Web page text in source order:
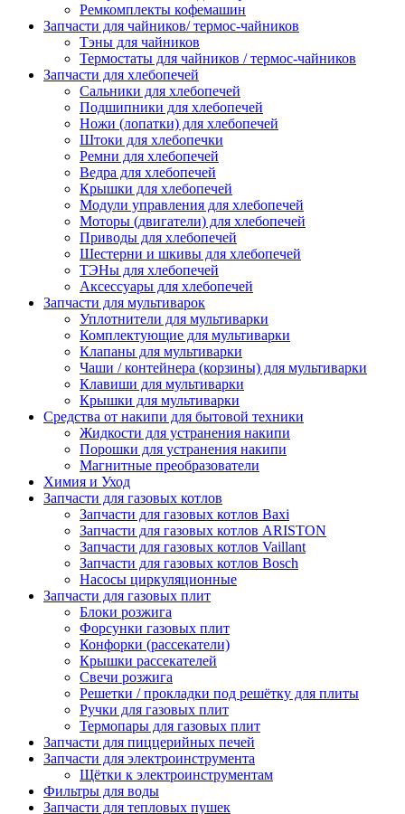
Ремкомплекты кофемашин
Запчасти для чайников/ термос-чайников
Тэны для чайников
Термостаты для чайников / термос-чайников
Запчасти для хлебопечей
Сальники для хлебопечей
Подшипники для хлебопечей
Ножи (лопатки) для хлебопечей
Штоки для хлебопечки
Ремни для хлебопечей
Ведра для хлебопечей
Крышки для хлебопечей
Модули управления для хлебопечей
Моторы (двигатели) для хлебопечей
Приводы для хлебопечей
Шестерни и шкивы для хлебопечей
ТЭНы для хлебопечей
Аксессуары для хлебопечей
Запчасти для мультиварок
Уплотнители для мультиварки
Комплектующие для мультиварки
Клапаны для мультиварки
Чаши / контейнера (корзины) для мультиварки
Клавиши для мультиварки
Крышки для мультиварки
Средства от накипи для бытовой техники
Жидкости для устранения накипи
Порошки для устранения накипи
Магнитные преобразователи
Химия и Уход
Запчасти для газовых котлов
Запчасти для газовых котлов Baxi
Запчасти для газовых котлов ARISTON
Запчасти для газовых котлов Vaillant
Запчасти для газовых котлов Bosch
Насосы циркуляционные
Запчасти для газовых плит
Блоки розжига
Форсунки газовых плит
Конфорки (рассекатели)
Крышки рассекателей
Свечи розжига
Решетки / прокладки под решётку для плиты
Ручки для газовых плит
Термопары для газовых плит
Запчасти для пиццерийных печей
Запчасти для электроинструмента
Щётки к электроинструментам
Фильтры для воды
Запчасти для тепловых пушек